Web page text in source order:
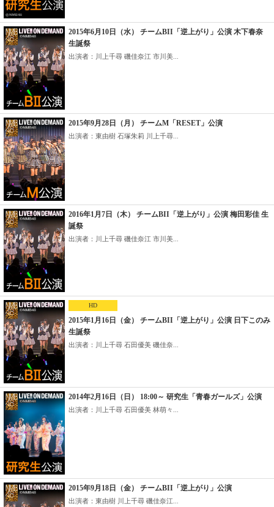
2015年6月10日（水） チームBII「逆上がり」公演 木下春奈
生誕祭
出演者：川上千尋 磯佳奈江 市川美...
2015年9月28日（月） チームM「RESET」公演
出演者：東由樹 石塚朱莉 川上千尋...
2016年1月7日（木） チームBII「逆上がり」公演 梅田彩佳 生
誕祭
出演者：川上千尋 磯佳奈江 市川美...
HD
2015年1月16日（金） チームBII「逆上がり」公演 日下このみ
生誕祭
出演者：川上千尋 石田優美 磯佳奈...
2014年2月16日（日） 18:00～ 研究生「青春ガールズ」公演
出演者：川上千尋 石田優美 林萌々...
2015年9月18日（金） チームBII「逆上がり」公演
出演者：東由樹 川上千尋 磯佳奈江...